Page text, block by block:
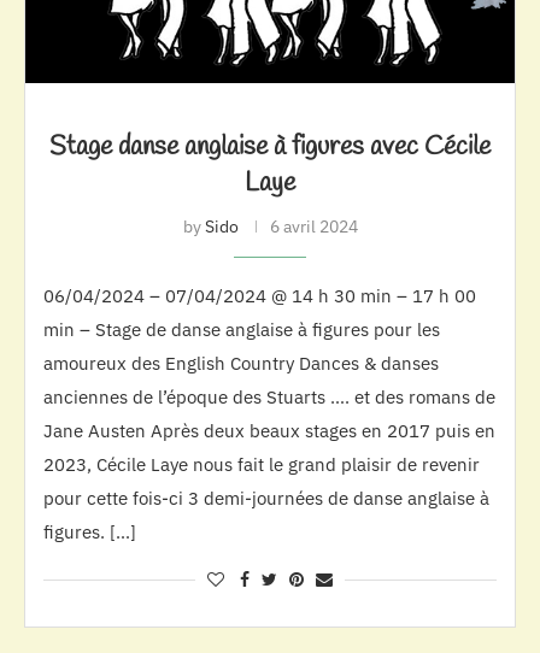
Stage danse anglaise à figures avec Cécile
Laye
bySido 6 avril 2024
06/04/2024 – 07/04/2024 @ 14 h 30 min – 17 h 00
min – Stage de danse anglaise à figures pour les
amoureux des English Country Dances & danses
anciennes de l’époque des Stuarts …. et des romans de
Jane Austen Après deux beaux stages en 2017 puis en
2023, Cécile Laye nous fait le grand plaisir de revenir
pour cette fois-ci 3 demi-journées de danse anglaise à
figures. […]